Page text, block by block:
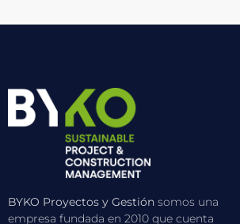
BYKO Proyectos y Gestión somos una
empresa fundada en 2010 que cuenta